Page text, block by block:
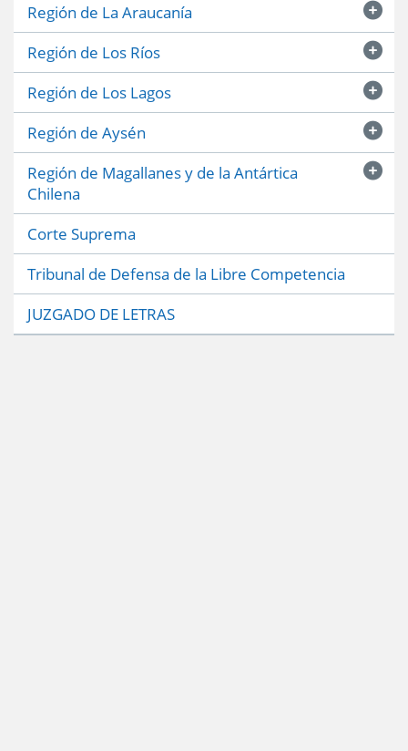
Región de La Araucanía
Región de Los Ríos
Región de Los Lagos
Región de Aysén
Región de Magallanes y de la Antártica
Chilena
Corte Suprema
Tribunal de Defensa de la Libre Competencia
JUZGADO DE LETRAS